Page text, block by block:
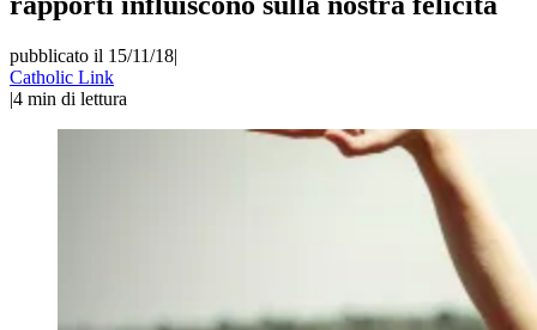
pubblicato il 15/11/18|
Catholic Link
|4 min di lettura